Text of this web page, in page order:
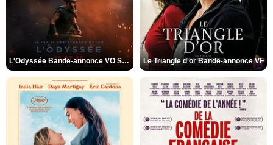
L'Odyssée Bande-annonce VO STFR Le Triangle d'or Bande-annonce VF